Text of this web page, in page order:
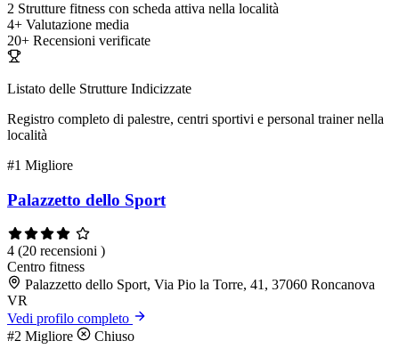
2 Strutture fitness con scheda attiva nella località
4+ Valutazione media
20+ Recensioni verificate
Listato delle Strutture Indicizzate
Registro completo di palestre, centri sportivi e personal trainer nella
località
#1 Migliore
Palazzetto dello Sport
4 (20 recensioni )
Centro fitness
Palazzetto dello Sport, Via Pio la Torre, 41, 37060 Roncanova
VR
Vedi profilo completo
#2 Migliore Chiuso